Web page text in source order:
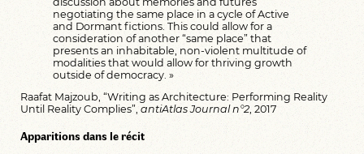
negotiating the same place in a cycle of Active
and Dormant fictions. This could allow for a
consideration of another “same place” that
presents an inhabitable, non-violent multitude of
modalities that would allow for thriving growth
outside of democracy. »
Raafat Majzoub,“Writing as Architecture: Performing Reality
Until Reality Complies”,antiAtlas Journal n°2, 2017
Apparitions dans le récit